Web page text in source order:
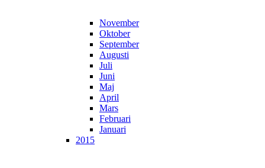
November
Oktober
September
Augusti
Juli
Juni
Maj
April
Mars
Februari
Januari
2015